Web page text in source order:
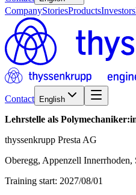
CompanyStoriesProductsInvestors
Contact English
Lehrstelle als
thyssenkrupp Presta AG
Oberegg, Appenzell Innerrhoden,
Training start: 2027/08/01